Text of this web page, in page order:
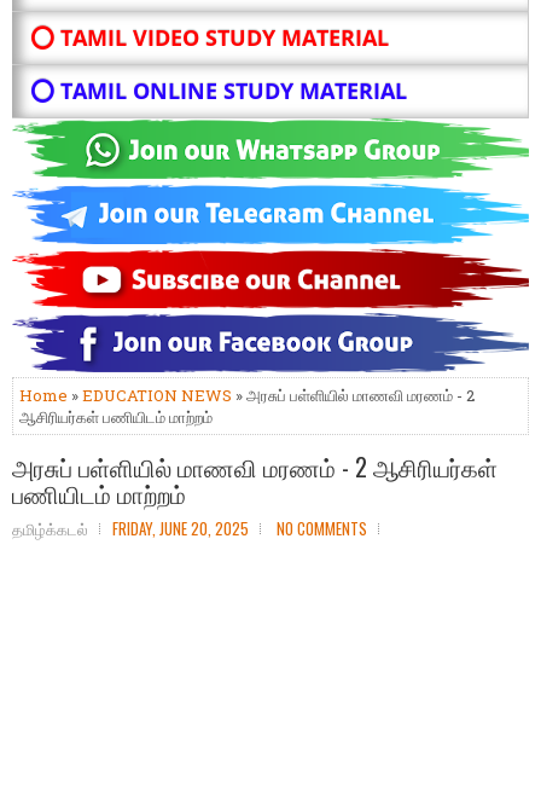
⭕ TAMIL VIDEO STUDY MATERIAL
⭕ TAMIL ONLINE STUDY MATERIAL
Home »EDUCATION NEWS » அரசுப் பள்ளியில் மாணவி மரணம் - 2
ஆசிரியர்கள் பணியிடம் மாற்றம்
அரசுப் பள்ளியில் மாணவி மரணம் - 2 ஆசிரியர்கள்
பணியிடம் மாற்றம்
தமிழ்க்கடல் FRIDAY, JUNE 20, 2025 NO COMMENTS